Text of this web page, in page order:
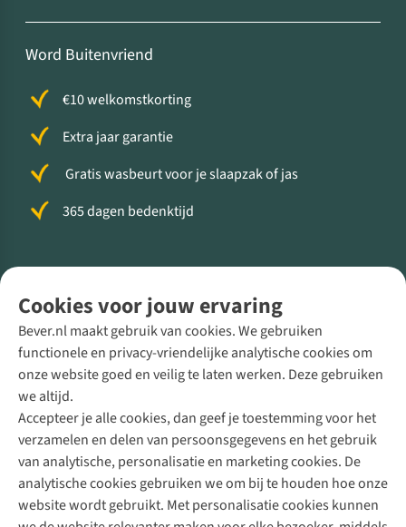
Cookies voor jouw ervaring
Bever.nl maakt gebruik van cookies. We gebruiken
functionele en privacy-vriendelijke analytische cookies om
onze website goed en veilig te laten werken. Deze gebruiken
we altijd.
Accepteer je alle cookies, dan geef je toestemming voor het
verzamelen en delen van persoonsgegevens en het gebruik
van analytische, personalisatie en marketing cookies. De
analytische cookies gebruiken we om bij te houden hoe onze
website wordt gebruikt. Met personalisatie cookies kunnen
Word Buitenvriend
€10 welkomstkorting
Extra jaar garantie
Gratis wasbeurt voor je slaapzak of jas
365 dagen bedenktijd
Direct advies van een Buitenexpert
+31 (0)85 888 50 88
+31 6 12 28 49 80
Contactformulier